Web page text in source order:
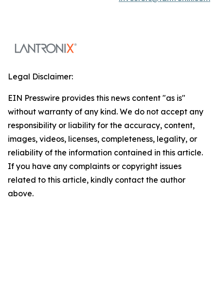
Legal Disclaimer:
EIN Presswire provides this news content "as is"
without warranty of any kind. We do not accept any
responsibility or liability for the accuracy, content,
images, videos, licenses, completeness, legality, or
reliability of the information contained in this article.
If you have any complaints or copyright issues
related to this article, kindly contact the author
above.